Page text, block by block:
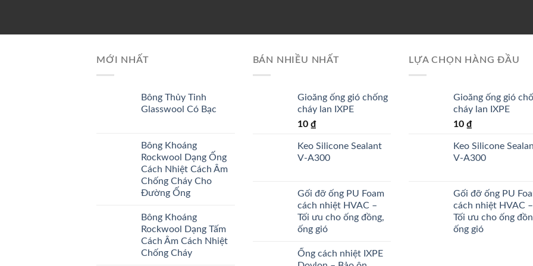
MỚI NHẤT
Bông Thủy Tinh
Glasswool Có Bạc
Bông Khoáng
Rockwool Dạng Ống
Cách Nhiệt Cách Âm
Chống Cháy Cho
Đường Ống
Bông Khoáng
Rockwool Dạng Tấm
Cách Âm Cách Nhiệt
Chống Cháy
BÁN NHIỀU NHẤT
Gioăng ống gió chống
cháy lan IXPE
10 ₫
Keo Silicone Sealant
V-A300
Gối đỡ ống PU Foam
cách nhiệt HVAC –
Tối ưu cho ống đồng,
ống gió
Ống cách nhiệt IXPE
LỰA CHỌN HÀNG ĐẦU
Gioăng ống gió
cháy lan IXPE
10 ₫
Keo Silicone
V-A300
Gối đỡ ống PU
cách nhiệt HVAC –
Tối ưu cho ống
ống gió